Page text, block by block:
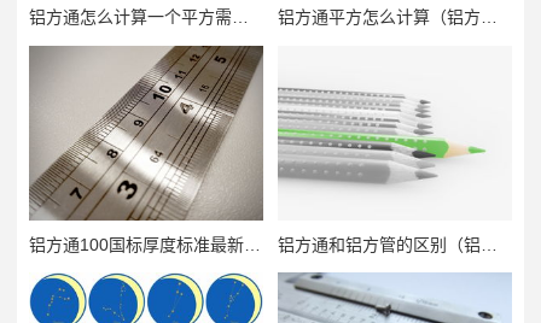
铝方通怎么计算一个平方需要多少米（铝方通按平方怎么算） 铝方通平方怎么计算（铝方通按平方怎么算）